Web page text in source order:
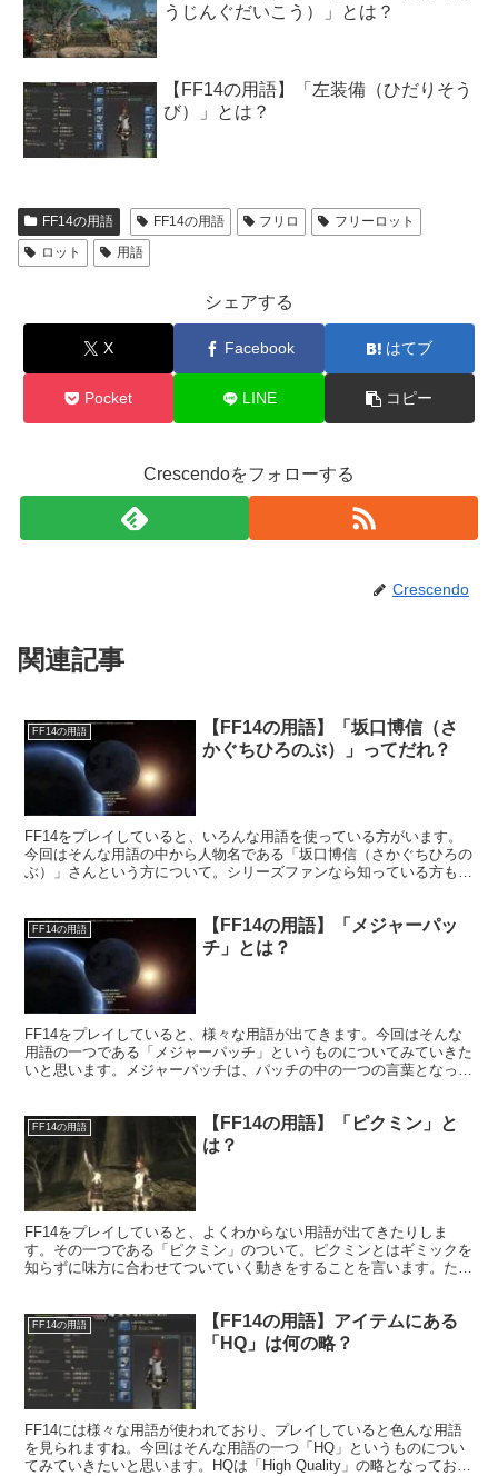
うじんぐだいこう）」とは？
【FF14の用語】「左装備（ひだりそう
び）」とは？
FF14の用語 FF14の用語 フリロ
フリーロット
ロット
用語
シェアする
X Facebook はてブ
Pocket LINE コピー
Crescendoをフォローする
Crescendo
関連記事
FF14の用語
【FF14の用語】「坂口博信（さ
かぐちひろのぶ）」ってだれ？
FF14をプレイしていると、いろんな用語を使っている方がいます。
今回はそんな用語の中から人物名である「坂口博信（さかぐちひろの
ぶ）」さんという方について。シリーズファンなら知っている方も多
FF14の用語
【FF14の用語】「メジャーパッ
チ」とは？
FF14をプレイしていると、様々な用語が出てきます。今回はそんな
用語の一つである「メジャーパッチ」というものについてみていきた
いと思います。メジャーパッチは、パッチの中の一つの言葉となって
FF14の用語
【FF14の用語】「ピクミン」と
は？
FF14をプレイしていると、よくわからない用語が出てきたりしま
す。その一つである「ピクミン」のついて。ピクミンとはギミックを
知らずに味方に合わせてついていく動きをすることを言います。ただ
FF14の用語
【FF14の用語】アイテムにある
「HQ」は何の略？
FF14には様々な用語が使われており、プレイしていると色んな用語
を見られますね。今回はそんな用語の一つ「HQ」というものについ
てみていきたいと思います。HQは「High Quality」の略となってお